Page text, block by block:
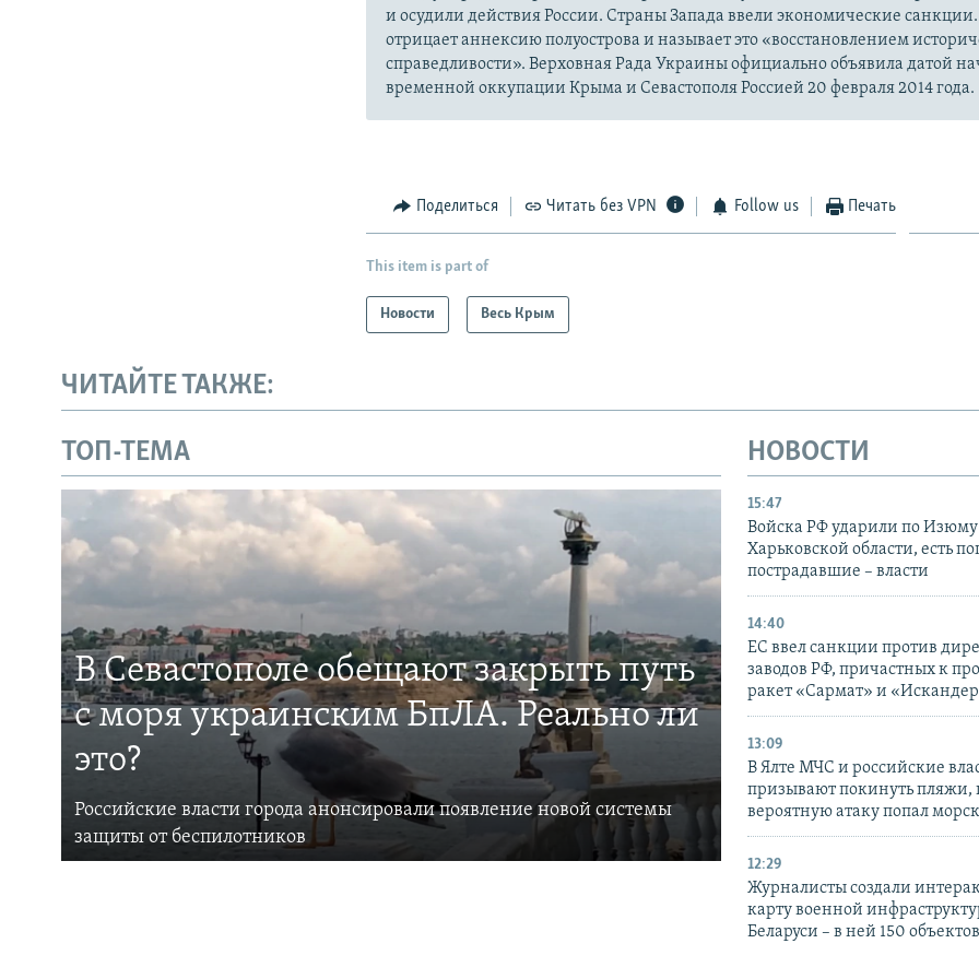
и осудили действия России. Страны Запада ввели экономические санкции.
отрицает аннексию полуострова и называет это «восстановлением
справедливости». Верховная Рада Украины официально объявила датой
временной оккупации Крыма и Севастополя Россией 20 февраля 2014 года.
Поделиться Читать без VPN Follow us Печать
This item is part of
Новости Весь Крым
ЧИТАЙТЕ ТАКЖЕ:
ТОП-ТЕМА
В Севастополе обещают закрыть путь
с моря украинским БпЛА. Реально ли
это?
Российские власти города анонсировали появление новой системы
защиты от беспилотников
НОВОСТИ
15:47
Войска РФ ударили по Изюму
Харьковской области, есть
пострадавшие – власти
14:40
ЕС ввел санкции против
заводов РФ, причастных к
ракет «Сармат» и
13:09
В Ялте МЧС и российские
призывают покинуть пляжи,
вероятную атаку попал
12:29
Журналисты создали
карту военной
Беларуси – в ней 150 объектов